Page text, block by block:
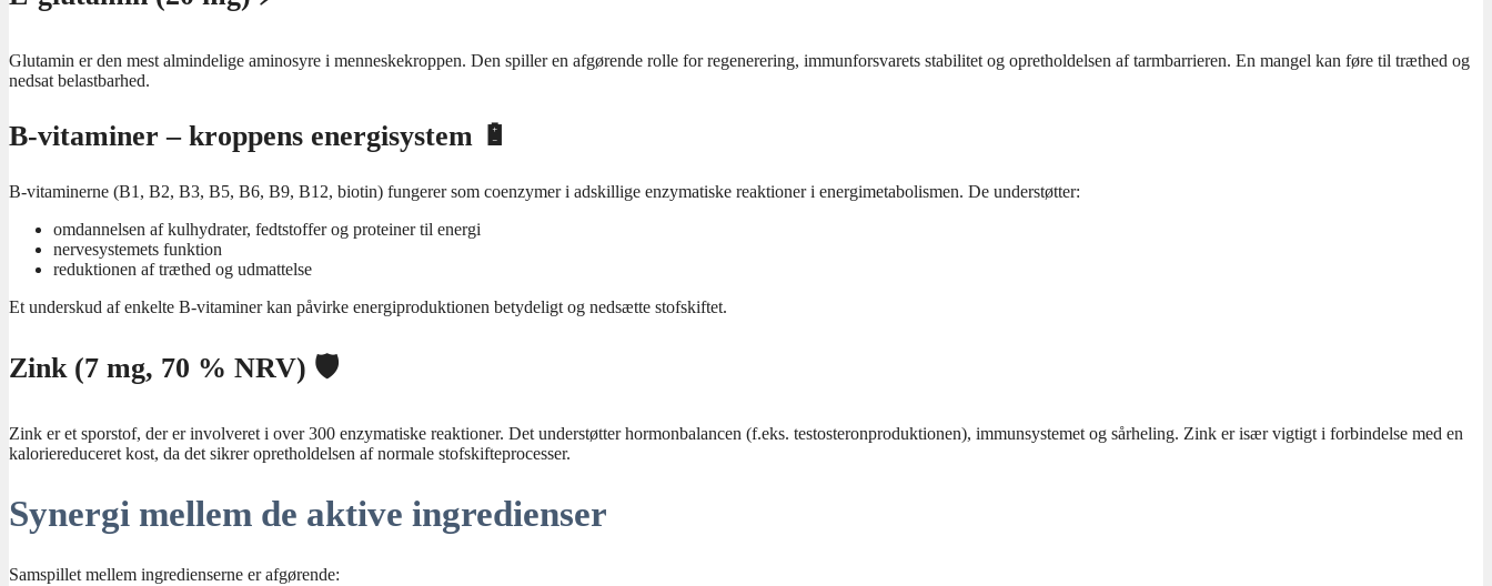
Glutamin er den mest almindelige aminosyre i menneskekroppen. Den spiller en afgørende rolle for regenerering, immunforsvarets stabilitet og opretholdelsen af tarmbarrieren. En mangel kan føre til træthed og
nedsat belastbarhed.
B-vitaminer – kroppens energisystem 🔋
B-vitaminerne (B1, B2, B3, B5, B6, B9, B12, biotin) fungerer som coenzymer i adskillige enzymatiske reaktioner i energimetabolismen. De understøtter:
omdannelsen af kulhydrater, fedtstoffer og proteiner til energi
nervesystemets funktion
reduktionen af træthed og udmattelse
Et underskud af enkelte B-vitaminer kan påvirke energiproduktionen betydeligt og nedsætte stofskiftet.
Zink (7 mg, 70 % NRV) 🛡️
Zink er et sporstof, der er involveret i over 300 enzymatiske reaktioner. Det understøtter hormonbalancen (f.eks. testosteronproduktionen), immunsystemet og sårheling. Zink er især vigtigt i forbindelse med en
kaloriereduceret kost, da det sikrer opretholdelsen af normale stofskifteprocesser.
Synergi mellem de aktive ingredienser
Samspillet mellem ingredienserne er afgørende: